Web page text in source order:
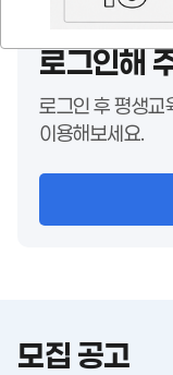
로그인해
로그인 후 평생교
이용해보세요.
모집 공고